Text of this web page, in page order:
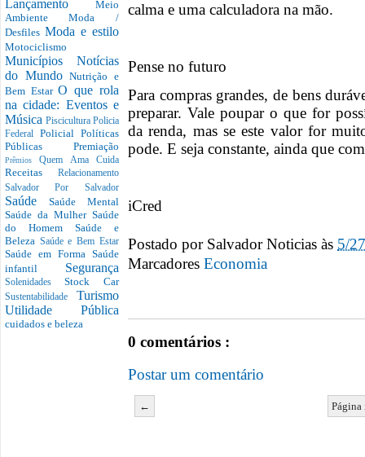
Lançamento Meio
AmbienteModa /
Desfiles Moda e estilo
Motociclismo
Municípios Notícias
do MundoNutrição e
Bem EstarO que rola
na cidade: Eventos e
Música Piscicultura Policia
Federal Policial Políticas
Públicas Premiação
PrêmiosQuem Ama Cuida
Receitas Relacionamento
Salvador Por Salvador
Saúde Saúde Mental
Saúde da Mulher Saúde
do Homem Saúde e
Beleza Saúde e Bem Estar
Saúde em Forma Saúde
infantil Segurança
SolenidadesStock Car
Sustentabilidade Turismo
Utilidade Pública
cuidados e beleza
calma e uma calculadora na mão.
Pense no futuro
Para compras grandes, de bens
preparar. Vale poupar o que for
da renda, mas se este valor for
pode. E seja constante, ainda que
iCred
Postado por Salvador Noticias às 5/
Marcadores Economia
0 comentários :
Postar um comentário
←